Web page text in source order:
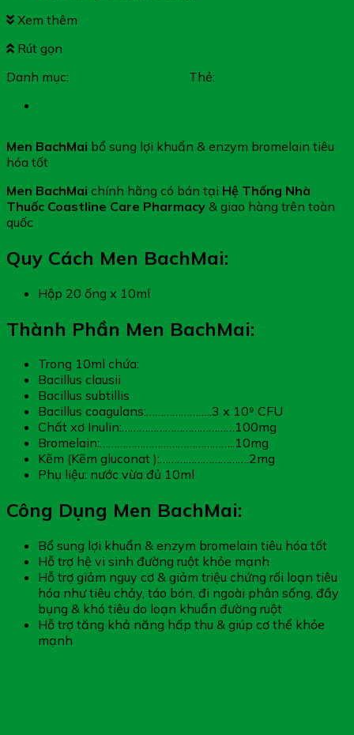
Xem thêm
Rút gọn
Danh mục:
Thẻ:
Men BachMai bổ sung lợi khuẩn & enzym bromelain tiêu
hóa tốt
Men BachMai chính hãng có bán tại Hệ Thống Nhà
Thuốc Coastline Care Pharmacy & giao hàng trên toàn
quốc
Quy Cách Men BachMai:
Hộp 20 ống x 10ml
Thành Phần Men BachMai:
Trong 10ml chứa:
Bacillus clausii
Bacillus subtillis
Bacillus coagulans:…………………..3 x 10⁹ CFU
Chất xơ Inulin:…………………………………100mg
Bromelain:………………………………………..10mg
Kẽm (Kẽm gluconat ):………………………….2mg
Phụ liệu: nước vừa đủ 10ml
Công Dụng Men BachMai:
Bổ sung lợi khuẩn & enzym bromelain tiêu hóa tốt
Hỗ trợ hệ vi sinh đường ruột khỏe mạnh
Hỗ trợ giảm nguy cơ & giảm triệu chứng rối loạn tiêu
hóa như tiêu chảy, táo bón, đi ngoài phân sống, đầy
bụng & khó tiêu do loạn khuẩn đường ruột
Hỗ trợ tăng khả năng hấp thu & giúp cơ thể khỏe
mạnh